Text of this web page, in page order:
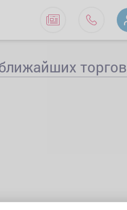
торгов